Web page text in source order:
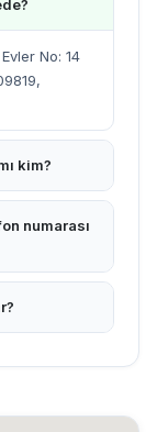
No: 14
kim?
numarası